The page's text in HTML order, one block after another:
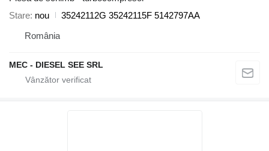
Stare nou
35242112G 35242115F 5142797AA
România
MEC - DIESEL SEE SRL